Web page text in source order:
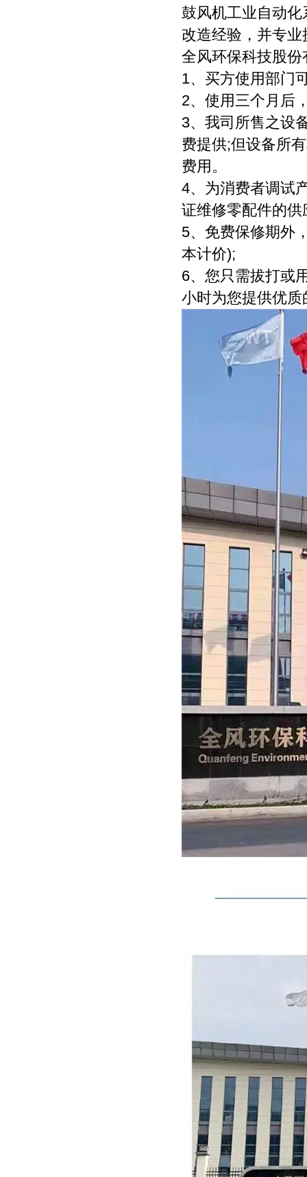
鼓风机工业自动
改造经验，并专
全风环保科技股
1、买方使用部门
2、使用三个月后
3、我司所售之设
费提供;但设备所
费用。
4、为消费者调试
证维修零配件的
5、免费保修期外
本计价);
6、您只需拔打或
小时为您提供优质